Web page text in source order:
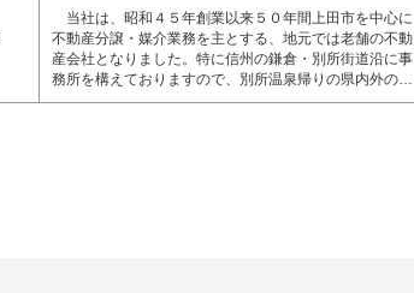
当社は、昭和４５年創業以来５０年間上田市を中心に
不動産分譲・媒介業務を主とする、地元では老舗の不動
産会社となりました。特に信州の鎌倉・別所街道沿に事
務所を構えておりますので、別所温泉帰りの県内外の…